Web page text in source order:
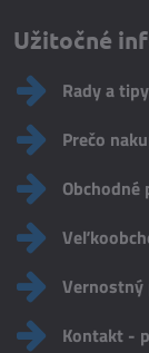
Užitočné
Rady a
Prečo
Obchodné
Vernostný
Kontakt -